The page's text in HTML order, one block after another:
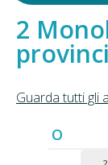
Guarda tutti gli
O